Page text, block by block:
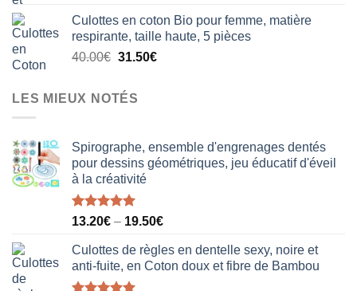
initial
était :
18.50€.
actuel
est :
12.20€.
Culottes en coton Bio pour femme, matière
respirante, taille haute, 5 pièces
40.00€ Le
initial
était :
31.50€Le
LES MIEUX NOTÉS
Spirographe, ensemble d'engrenages dentés
pour dessins géométriques, jeu éducatif d'éveil
à la créativité
Note5.00
13.20€ – 19.50€
Culottes de règles en dentelle sexy, noire et
anti-fuite, en Coton doux et fibre de Bambou